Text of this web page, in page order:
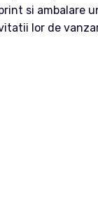
si ambalare
lor de